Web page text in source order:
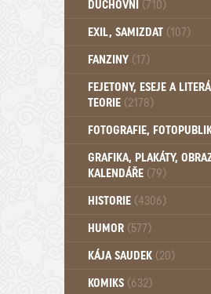
DUCHOVNÍ (710)
Okultismus (110)
EXIL, SAMIZDAT (107)
FANZINY (17)
FEJETONY, ESEJE A
TEORIE (2178)
Citáty, aforismy, snáře,
FOTOGRAFIE,
GRAFIKA, PLAKÁTY,
KALENDÁŘE (79)
HISTORIE (4306)
Mytologie, Mýty, Báje,
HUMOR (577)
KÁJA SAUDEK (20)
KOMIKS (632)